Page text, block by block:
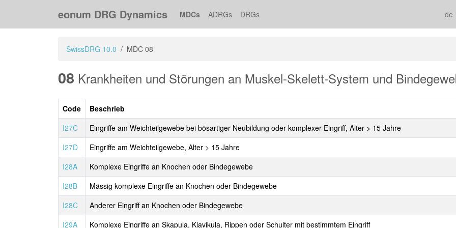
eonum DRG Dynamics MDCs ADRGs DRGs de
SwissDRG 10.0 MDC 08
08 Krankheiten und Störungen an Muskel-Skelett-System und
Code
Beschrieb
I27C
Eingriffe am Weichteilgewebe bei bösartiger Neubildung oder komplexer Eingriff, Alter > 15 Jahre
I27D
Eingriffe am Weichteilgewebe, Alter > 15 Jahre
I28A
Komplexe Eingriffe an Knochen oder Bindegewebe
I28B
Mässig komplexe Eingriffe an Knochen oder Bindegewebe
I28C
Anderer Eingriff an Knochen oder Bindegewebe
I29A
Komplexe Eingriffe an Skapula, Klavikula, Rippen oder Schulter mit bestimmtem Eingriff